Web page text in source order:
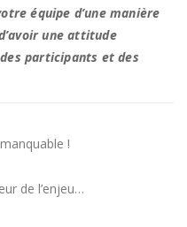
équipe d’une manière
une attitude
participants et des
!
de l’enjeu…